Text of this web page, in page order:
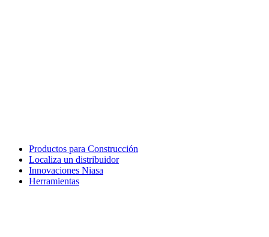
Productos para Construcción
Localiza un distribuidor
Innovaciones Niasa
Herramientas